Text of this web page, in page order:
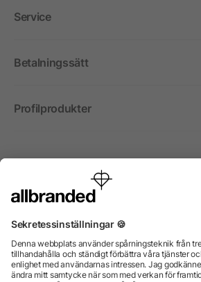
Service
Betalningssätt
Profilprodukter
Internationellt